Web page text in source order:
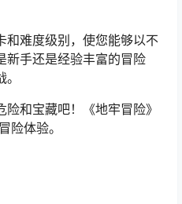
和难度级别，使您能够以不
新手还是经验丰富的冒险
和宝藏吧！《地牢冒险》
险体验。